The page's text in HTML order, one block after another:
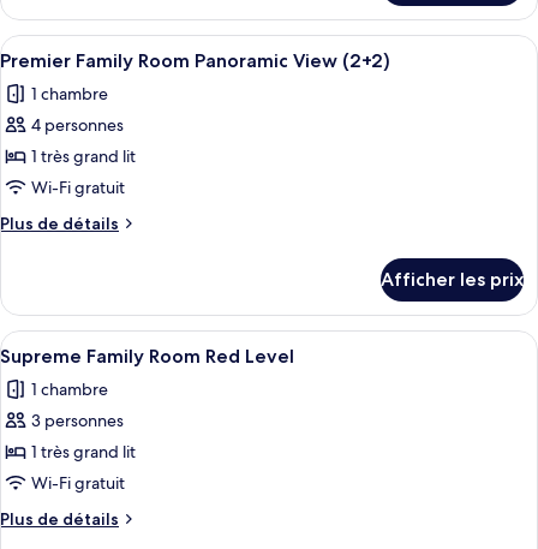
Room
Panoramic
View
Premier
Family
Room
View
Afficher
toutes
les
photos
pour
ce
type
de
Premier
Family
Room
Panoramic
View
(2+2)
Une chambre d’hôtel avec un lit, un
4
Premier Family Room Panoramic View (2+2)
1 chambre
4 personnes
1 très grand lit
Wi-Fi gratuit
Plus de détails
Plus
Premier
Family
Room
Panoramic
View
(2+2)
Afficher les prix
Afficher
toutes
les
photos
pour
ce
type
de
Une chambre d’hôtel moderne
3
Supreme Family Room Red Level
1 chambre
3 personnes
1 très grand lit
Wi-Fi gratuit
Plus de détails
Plus